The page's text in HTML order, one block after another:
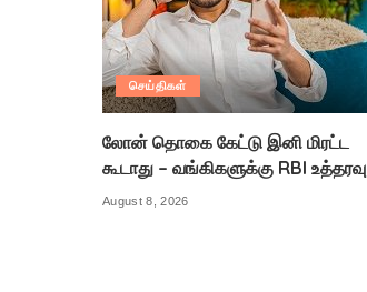
செய்திகள்
லோன் தொகை கேட்டு இனி மிரட்ட
கூடாது – வங்கிகளுக்கு RBI உத்தரவு
August 8, 2026